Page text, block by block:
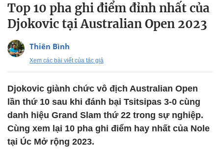
Top 10 pha ghi điểm đỉnh nhất của
Djokovic tại Australian Open 2023
Thiên Bình
Xem các bài viết của tác giả
Djokovic giành chức vô địch Australian Open
lần thứ 10 sau khi đánh bại Tsitsipas 3-0 cùng
danh hiệu Grand Slam thứ 22 trong sự nghiệp.
Cùng xem lại 10 pha ghi điểm hay nhất của Nole
tại Úc Mở rộng 2023.